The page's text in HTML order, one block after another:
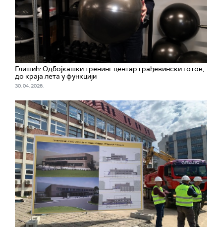
Глишић: Одбојкашки тренинг центар грађевински готов,
до краја лета у функцији
30. 04. 2026.